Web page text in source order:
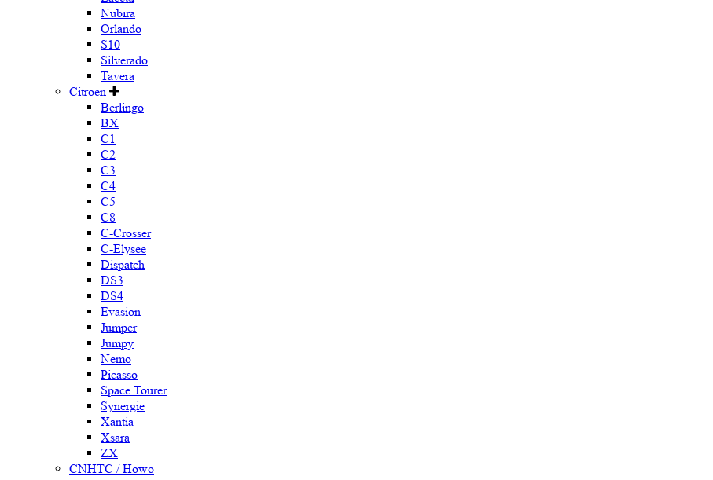
Nubira
Orlando
S10
Silverado
Tavera
Citroen
Berlingo
BX
C1
C2
C3
C4
C5
C8
C-Crosser
C-Elysee
Dispatch
DS3
DS4
Evasion
Jumper
Jumpy
Nemo
Picasso
Space Tourer
Synergie
Xantia
Xsara
ZX
CNHTC / Howo